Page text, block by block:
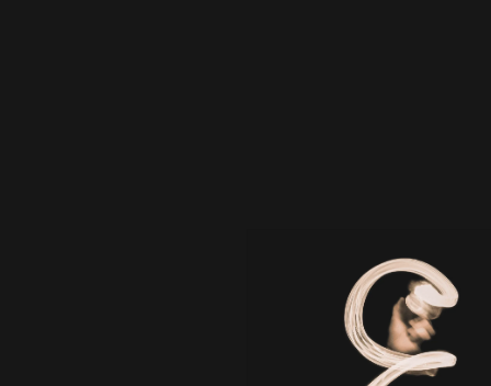
I look forward to the inquiry from a company, all of you of the
Please fill in thought and the problem to your business,